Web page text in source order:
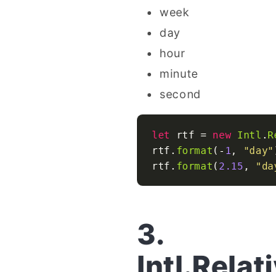
week
day
hour
minute
second
let rtf = new Intl .
rtf. format (- 1 , "day"
rtf. format ( 2.15 ,